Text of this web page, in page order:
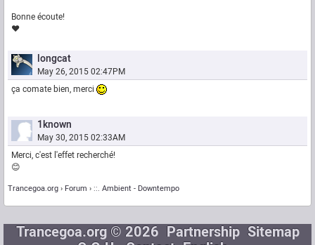
Bonne écoute!
❤️
longcat
May 26, 2015 02:47PM
ça comate bien, merci
1known
May 30, 2015 02:33AM
Merci, c'est l'effet recherché!
😊
Trancegoa.org Forum ::. Ambient - Downtempo
Trancegoa.org © 2026 Partnership Sitemap